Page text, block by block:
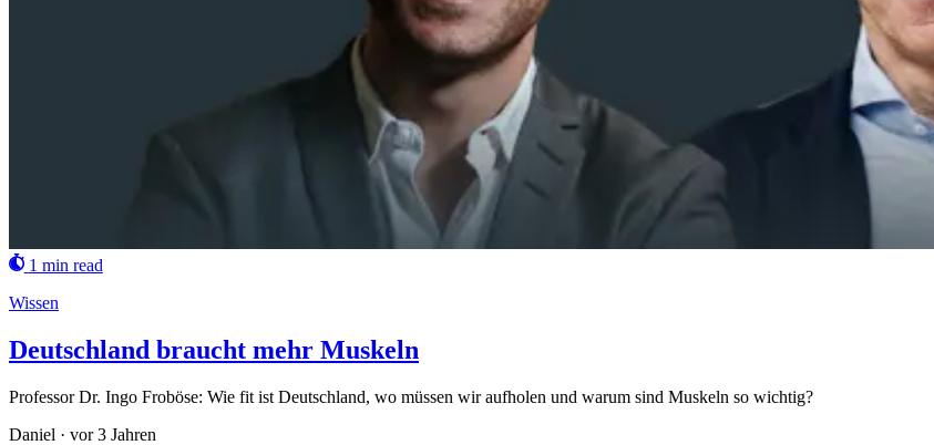
1 min read
Wissen
Deutschland braucht mehr Muskeln
Professor Dr. Ingo Froböse: Wie fit ist Deutschland, wo müssen wir aufholen und warum sind Muskeln so wichtig?
Daniel · vor 3 Jahren